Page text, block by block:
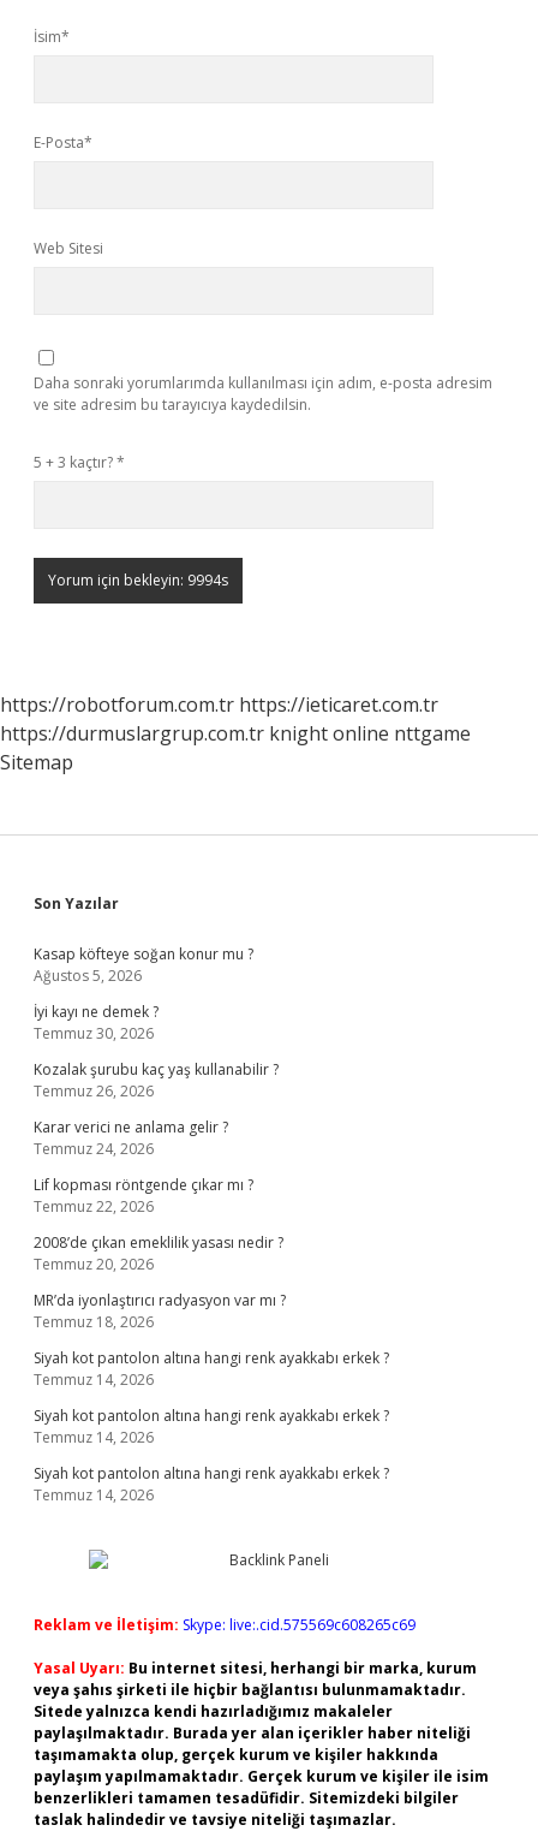
İsim*
E-Posta*
Web Sitesi
Daha sonraki yorumlarımda kullanılması için adım, e-posta adresim
ve site adresim bu tarayıcıya kaydedilsin.
5 + 3 kaçtır?*
https://robotforum.com.tr https://ieticaret.com.tr
https://durmuslargrup.com.tr knight online nttgame
Sitemap
Sidebar
Son Yazılar
Kasap köfteye soğan konur mu ?
Ağustos 5, 2026
İyi kayı ne demek ?
Temmuz 30, 2026
Kozalak şurubu kaç yaş kullanabilir ?
Temmuz 26, 2026
Karar verici ne anlama gelir ?
Temmuz 24, 2026
Lif kopması röntgende çıkar mı ?
Temmuz 22, 2026
2008’de çıkan emeklilik yasası nedir ?
Temmuz 20, 2026
MR’da iyonlaştırıcı radyasyon var mı ?
Temmuz 18, 2026
Siyah kot pantolon altına hangi renk ayakkabı erkek ?
Temmuz 14, 2026
Siyah kot pantolon altına hangi renk ayakkabı erkek ?
Temmuz 14, 2026
Siyah kot pantolon altına hangi renk ayakkabı erkek ?
Temmuz 14, 2026
Reklam ve İletişim: Skype: live:.cid.575569c608265c69
Yasal Uyarı: Bu internet sitesi, herhangi bir marka, kurum
veya şahıs şirketi ile hiçbir bağlantısı bulunmamaktadır.
Sitede yalnızca kendi hazırladığımız makaleler
paylaşılmaktadır. Burada yer alan içerikler haber niteliği
taşımamakta olup, gerçek kurum ve kişiler hakkında
paylaşım yapılmamaktadır. Gerçek kurum ve kişiler ile isim
benzerlikleri tamamen tesadüfidir. Sitemizdeki bilgiler
taslak halindedir ve tavsiye niteliği taşımazlar.